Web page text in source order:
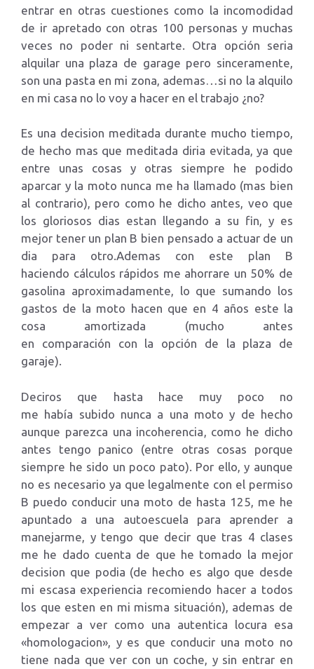
entrar en otras cuestiones como la incomodidad
de ir apretado con otras 100 personas y muchas
veces no poder ni sentarte. Otra opción seria
alquilar una plaza de garage pero sinceramente,
son una pasta en mi zona, ademas…si no la alquilo
en mi casa no lo voy a hacer en el trabajo ¿no?
Es una decision meditada durante mucho tiempo,
de hecho mas que meditada diria evitada, ya que
entre unas cosas y otras siempre he podido
aparcar y la moto nunca me ha llamado (mas bien
al contrario), pero como he dicho antes, veo que
los gloriosos dias estan llegando a su fin, y es
mejor tener un plan B bien pensado a actuar de un
dia para otro.Ademas con este plan B
haciendo cálculos rápidos me ahorrare un 50% de
gasolina aproximadamente, lo que sumando los
gastos de la moto hacen que en 4 años este la
cosa amortizada (mucho antes
en comparación con la opción de la plaza de
garaje).
Deciros que hasta hace muy poco no
me había subido nunca a una moto y de hecho
aunque parezca una incoherencia, como he dicho
antes tengo panico (entre otras cosas porque
siempre he sido un poco pato). Por ello, y aunque
no es necesario ya que legalmente con el permiso
B puedo conducir una moto de hasta 125, me he
apuntado a una autoescuela para aprender a
manejarme, y tengo que decir que tras 4 clases
me he dado cuenta de que he tomado la mejor
decision que podia (de hecho es algo que desde
mi escasa experiencia recomiendo hacer a todos
los que esten en mi misma situación), ademas de
empezar a ver como una autentica locura esa
«homologacion», y es que conducir una moto no
tiene nada que ver con un coche, y sin entrar en